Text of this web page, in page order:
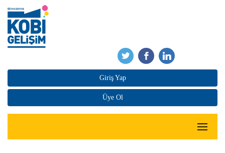
Giriş Yap
Üye Ol